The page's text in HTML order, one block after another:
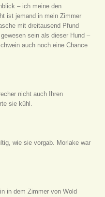
– ich meine den
ist jemand in mein Zimmer
mit dreitausend Pfund
sein als dieser Hund –
auch noch eine Chance
nicht auch Ihren
sie kühl.
wie sie vorgab. Morlake war
in dem Zimmer von Wold